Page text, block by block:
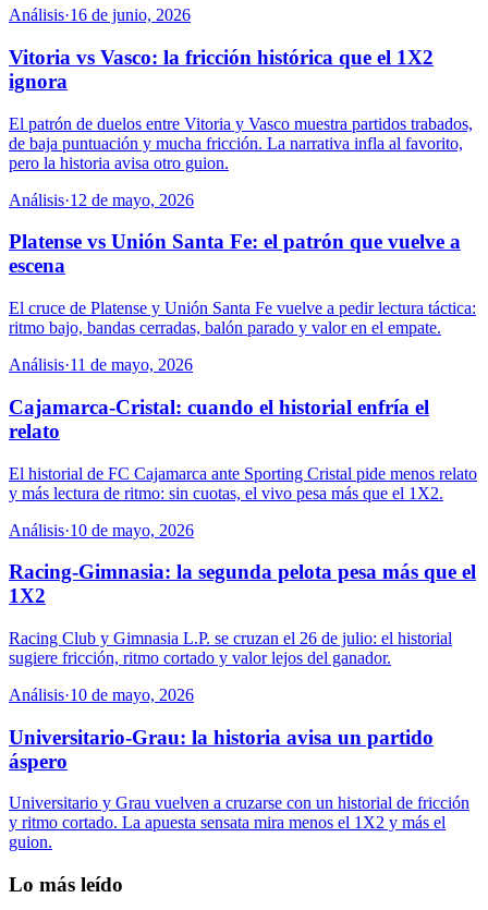
Análisis·16 de junio, 2026
Vitoria vs Vasco: la fricción histórica que el 1X2
ignora
El patrón de duelos entre Vitoria y Vasco muestra partidos trabados,
de baja puntuación y mucha fricción. La narrativa infla al favorito,
pero la historia avisa otro guion.
Análisis·12 de mayo, 2026
Platense vs Unión Santa Fe: el patrón que vuelve a
escena
El cruce de Platense y Unión Santa Fe vuelve a pedir lectura táctica:
ritmo bajo, bandas cerradas, balón parado y valor en el empate.
Análisis·11 de mayo, 2026
Cajamarca-Cristal: cuando el historial enfría el
relato
El historial de FC Cajamarca ante Sporting Cristal pide menos relato
y más lectura de ritmo: sin cuotas, el vivo pesa más que el 1X2.
Análisis·10 de mayo, 2026
Racing-Gimnasia: la segunda pelota pesa más que el
1X2
Racing Club y Gimnasia L.P. se cruzan el 26 de julio: el historial
sugiere fricción, ritmo cortado y valor lejos del ganador.
Análisis·10 de mayo, 2026
Universitario-Grau: la historia avisa un partido
áspero
Universitario y Grau vuelven a cruzarse con un historial de fricción
y ritmo cortado. La apuesta sensata mira menos el 1X2 y más el
guion.
Lo más leído